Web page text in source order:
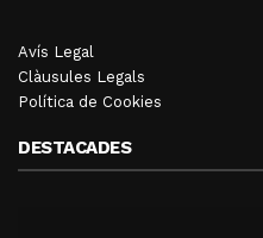
Avís Legal
Clàusules Legals
Política de Cookies
DESTACADES